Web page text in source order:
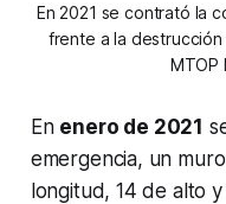
En 2021 se contrató la
frente a la
MTOP
En enero de 2021
emergencia, un
longitud, 14 de alto